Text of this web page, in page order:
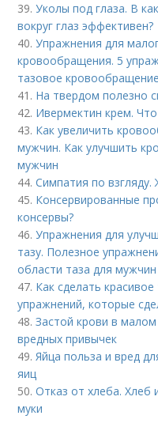
39.Уколы под глаза. В
вокруг глаз эффективен?
40.Упражнения для
кровообращения. 5
тазовое кровообращение
41. На твердом полезно
42. Ивермектин крем.
43. Как увеличить
мужчин. Как улучшить
мужчин
44.Симпатия по
45. Консервированные
консервы?
46.Упражнения для
тазу. Полезное
области таза для
47. Как сделать
упражнений, которые
48.Застой крови в
вредных привычек
49.Яйца польза и вред
яиц
50.Отказ от хлеба. Хлеб
муки